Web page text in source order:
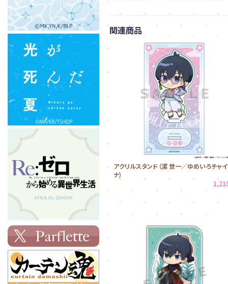
関連商品
アクリルスタンド（潔 世一／ゆめいろチャイ
ナ）